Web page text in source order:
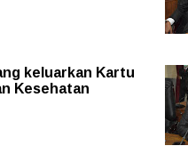
keluarkan Kartu
Kesehatan